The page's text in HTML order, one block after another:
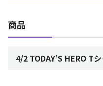
商品
4/2 TODAY’S HERO T